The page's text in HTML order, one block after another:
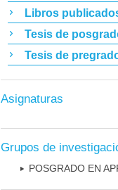
Libros
Tesis de
Tesis de
Asignaturas
Grupos de
POSGRADO EN